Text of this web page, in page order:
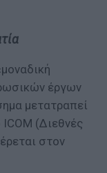
έργων
μετατραπεί
(Διεθνές
στον